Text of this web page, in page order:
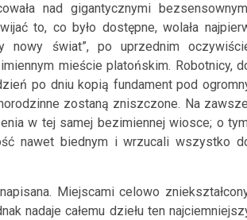
nad gigantycznymi
to, co było dostępne, wolała
nowy świat”, po uprzednim
mieście platońskim. Robotnicy,
po dniu kopią fundament pod
zostaną zniszczone. Na
w tej samej bezimiennej wiosce; o
nawet biednym i wrzucali wszystko
Miejscami celowo
nadaje całemu dziełu ten